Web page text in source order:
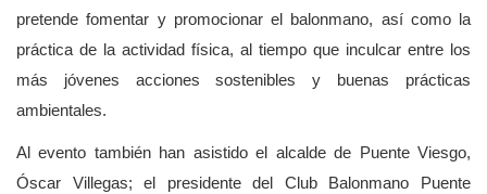
pretende fomentar y promocionar el balonmano, así como la
práctica de la actividad física, al tiempo que inculcar entre los
más jóvenes acciones sostenibles y buenas prácticas
ambientales.
Al evento también han asistido el alcalde de Puente Viesgo,
Óscar Villegas; el presidente del Club Balonmano Puente